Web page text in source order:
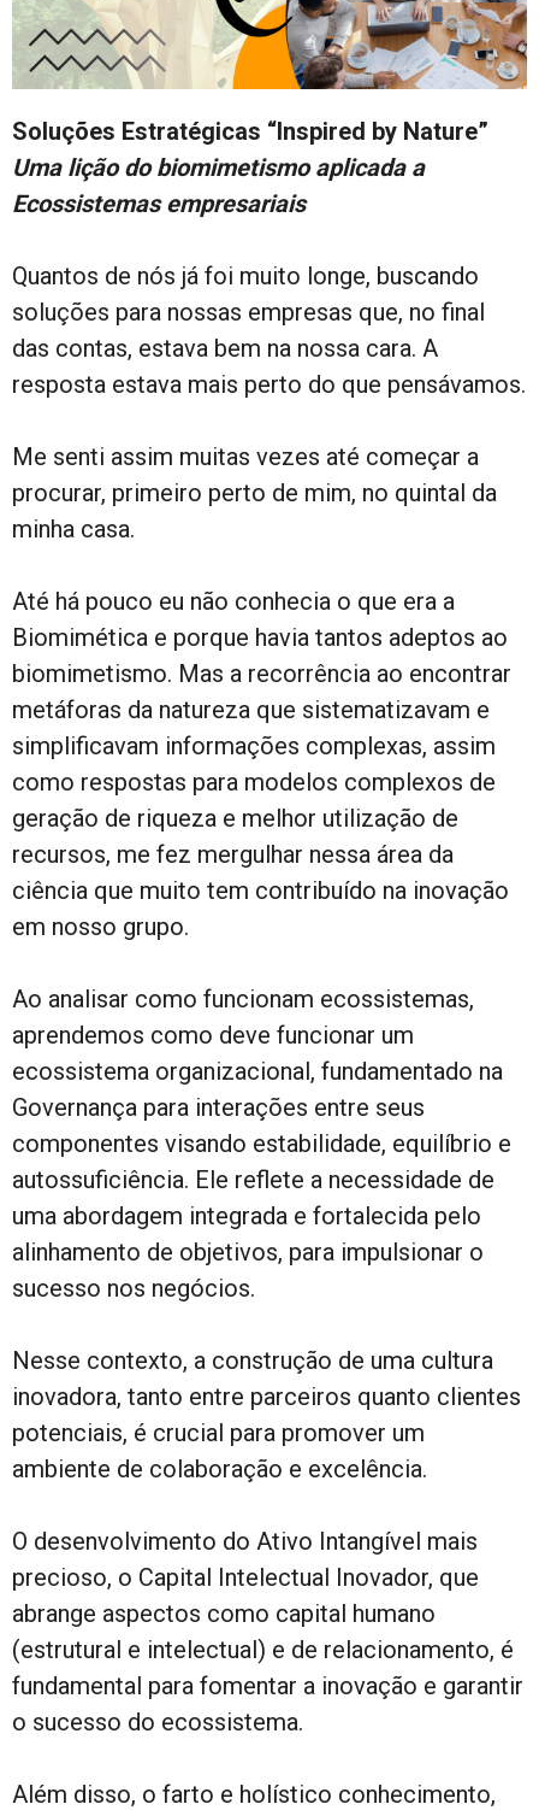
Soluções Estratégicas “Inspired by Nature”
Uma lição do biomimetismo aplicada a
Ecossistemas empresariais
Quantos de nós já foi muito longe, buscando
soluções para nossas empresas que, no final
das contas, estava bem na nossa cara. A
resposta estava mais perto do que pensávamos.
Me senti assim muitas vezes até começar a
procurar, primeiro perto de mim, no quintal da
minha casa.
Até há pouco eu não conhecia o que era a
Biomimética e porque havia tantos adeptos ao
biomimetismo. Mas a recorrência ao encontrar
metáforas da natureza que sistematizavam e
simplificavam informações complexas, assim
como respostas para modelos complexos de
geração de riqueza e melhor utilização de
recursos, me fez mergulhar nessa área da
ciência que muito tem contribuído na inovação
em nosso grupo.
Ao analisar como funcionam ecossistemas,
aprendemos como deve funcionar um
ecossistema organizacional, fundamentado na
Governança para interações entre seus
componentes visando estabilidade, equilíbrio e
autossuficiência. Ele reflete a necessidade de
uma abordagem integrada e fortalecida pelo
alinhamento de objetivos, para impulsionar o
sucesso nos negócios.
Nesse contexto, a construção de uma cultura
inovadora, tanto entre parceiros quanto clientes
potenciais, é crucial para promover um
ambiente de colaboração e excelência.
O desenvolvimento do Ativo Intangível mais
precioso, o Capital Intelectual Inovador, que
abrange aspectos como capital humano
(estrutural e intelectual) e de relacionamento, é
fundamental para fomentar a inovação e garantir
o sucesso do ecossistema.
Além disso, o farto e holístico conhecimento,